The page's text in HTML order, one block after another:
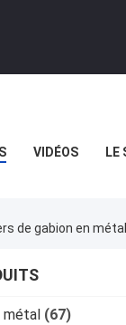
VIDÉOS LE
de gabion en métal
(67)